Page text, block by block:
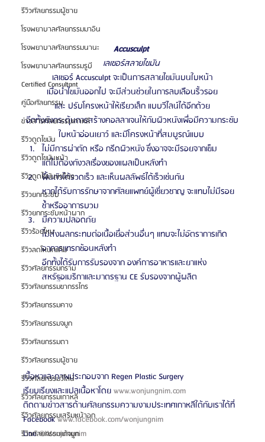
รีวิวศัลยกรรมผู้ชาย
โรงพยาบาลศัลยกรรมมาอิน
โรงพยาบาลศัลยกรรมนานะ
โรงพยาบาลศัลยกรรมรูบี
Certified Consultant
คู่มือศัลยกรรม
ข่าวสารศัลยกรรมเกาหลี
รีวิวดูดไขมัน
รีวิวดูดไขมันหน้า
รีวิวดูดไขมันเหนียง
รีวิวยกกระชับ
รีวิวยกกระชับหน้าผาก
รีวิวร้อยไหม
รีวิวลดโหนกแก้ม
รีวิวศัลยกรรมกราม
รีวิวศัลยกรรมขากรรไกร
รีวิวศัลยกรรมคาง
รีวิวศัลยกรรมจมูก
รีวิวศัลยกรรมตา
รีวิวศัลยกรรมผู้ชาย
รีวิวศัลยกรรมวีไลน์
รีวิวศัลยกรรมเกาหลี
รีวิวศัลยกรรมเสริมหน้าอก
รีวิวศัลยกรรมแก้จมูก
Accusculpt
เลเซอร์สลายไขมัน
เลเซอร์ Accusculpt จะเป็นการสลายไขมันบนใบหน้า
เมื่อนำไขมันออกไป จะมีส่วนช่วยในการลบเลือนริ้วรอย
และ ปรับโครงหน้าให้เรียวเล็ก แบบวีไลน์ได้อีกด้วย
อีกทั้งยังกระตุ้นการสร้างคอลลาเจนให้กับผิวหนังเพื่อมีความกระชับ
ใบหน้าอ่อนเยาว์ และมีโครงหน้าที่สมบูรณ์แบบ
ไม่มีการผ่าตัด หรือ กรีดผิวหนัง ซึ่งอาจจะมีรอยจากเข็ม
แต่ไม่ต้องกังวลเรื่องของแผลเป็นหลังทำ
ฟื้นตัวได้รวดเร็ว และเห็นผลลัพธ์ได้เร็วเช่นกัน
หากได้รับการรักษาจากศัลยแพทย์ผู้เชี่ยวชาญ จะแทบไม่มีรอย
ช้ำหรืออาการบวม
มีความปลอดภัย
ไม่ส่งผลกระทบต่อเนื้อเยื่อส่วนอื่นๆ แทบจะไม่อัตราการเกิด
อาการแทรกซ้อนหลังทำ
อีกทั้งได้รับการรับรองจาก องค์การอาหารและยาแห่ง
สหรัฐอเมริกาและมาตรฐาน CE รับรองจากผู้ผลิต
เนื้อหาและภาพประกอบจาก Regen Plastic Surgery
เรียบเรียงและแปลเนื้อหาโดย www.wonjungnim.com
ติดตามข่าวสารด้านศัลยกรรมความงามประเทศเกาหลีใต้กับเราได้ที่
Facebook www.facebook.com/wonjungnim
Line @Wonjungnim